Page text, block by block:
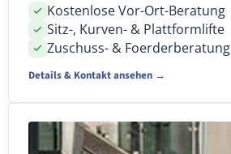
Kostenlose Vor-Ort-Beratung
Sitz-, Kurven- & Plattformlifte
Zuschuss- & Foerderberatung
Details & Kontakt ansehen →